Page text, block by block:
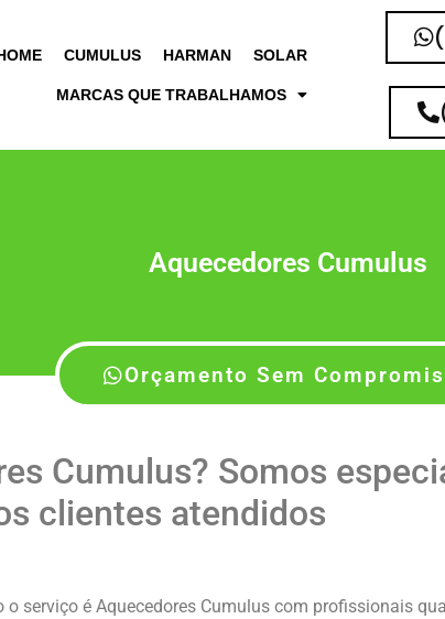
CUMULUS HARMAN SOLAR
MARCAS QUE TRABALHAMOS
Aquecedores Cumulus
Orçamento Sem
Cumulus? Somos
clientes atendidos
serviço é Aquecedores Cumulus com profissionais